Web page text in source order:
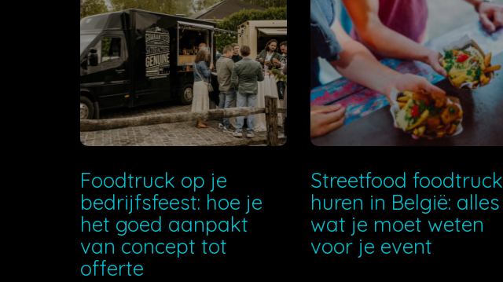
Foodtruck op je
bedrijfsfeest: hoe je
het goed aanpakt
van concept tot
offerte
Streetfood foodtruck
huren in België: alles
wat je moet weten
voor je event